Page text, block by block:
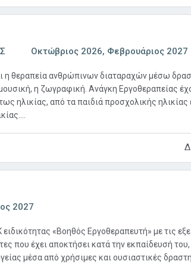
Οκτώβριος 2026, Φεβρουάριος 2027
η θεραπεία ανθρώπινων διαταραχών μέσω
η ζωγραφική. Ανάγκη Εργοθεραπείας
ηλικίας, από τα παιδιά προσχολικής ηλικίας
2027
«Βοηθός Εργοθεραπευτή» με τις
που έχει αποκτήσει κατά την εκπαίδευσή
μέσα από χρήσιμες και ουσιαστικές